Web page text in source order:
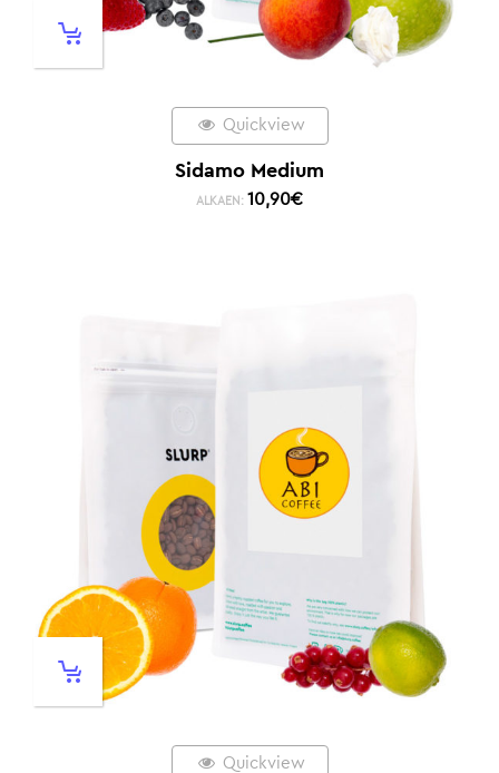
Quickview
Sidamo Medium
ALKAEN: 10,90€
Quickview